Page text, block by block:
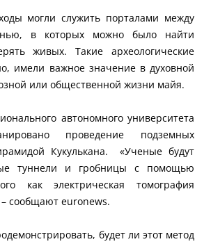
могли служить порталами между
в которых можно было найти
живых. Такие археологические
имели важное значение в духовной
или общественной жизни майя.
автономного университета
проведение подземных
Кукулькана. «Ученые будут
туннели и гробницы с помощью
как электрическая томография
сообщают euronews.
будет ли этот метод